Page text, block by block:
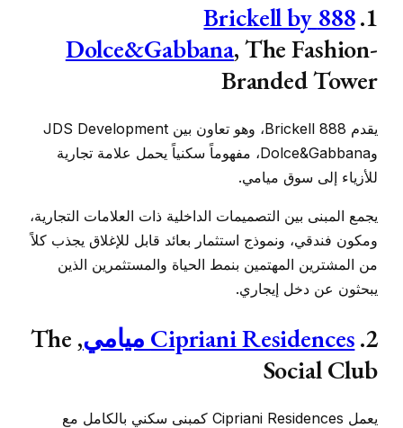
1.
888 Brickell by
Dolce&Gabbana, The Fashion-
Branded Tower
يقدم 888 Brickell، وهو تعاون بين JDS Development
وDolce&Gabbana، مفهوماً سكنياً يحمل علامة تجارية
للأزياء إلى سوق ميامي.
يجمع المبنى بين التصميمات الداخلية ذات العلامات التجارية،
ومكون فندقي، ونموذج استثمار بعائد قابل للإغلاق يجذب كلاً
من المشترين المهتمين بنمط الحياة والمستثمرين الذين
يبحثون عن دخل إيجاري.
2. Cipriani Residences ميامي
, The
Social Club
يعمل Cipriani Residences كمبنى سكني بالكامل مع